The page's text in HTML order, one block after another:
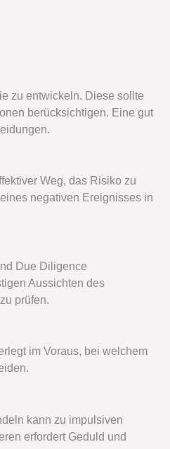
zu entwickeln. Diese sollte
berücksichtigen. Eine gut
Weg, das Risiko zu
negativen Ereignisses in
Due Diligence
Aussichten des
prüfen.
im Voraus, bei welchem
kann zu impulsiven
erfordert Geduld und